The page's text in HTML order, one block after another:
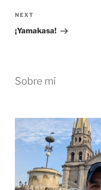
Next
Post
NEXT
¡Yamakasa!
Sobre mí